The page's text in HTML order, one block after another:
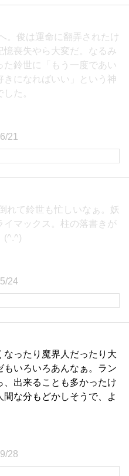
。俊は運命に翻弄されたけ
憶喪失やら大変だ。なるみ
た鈴世に「もう一度であい
きになればいい」という神
た。
21
れて鈴世も忙しいなぁ。妖
イマックス。柱の落書きが
(^.^)
24
なったり魔界人だったり大
もいろいろあんなぁ。ラン
、出来ることも多かったけ
間な分もどかしそうで、よ
28